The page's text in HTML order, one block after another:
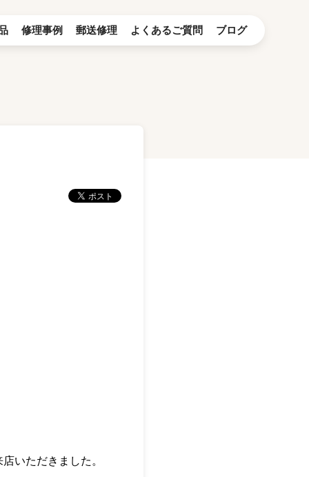
修理事例 郵送修理 よくあるご質問 ブログ
いただきました。